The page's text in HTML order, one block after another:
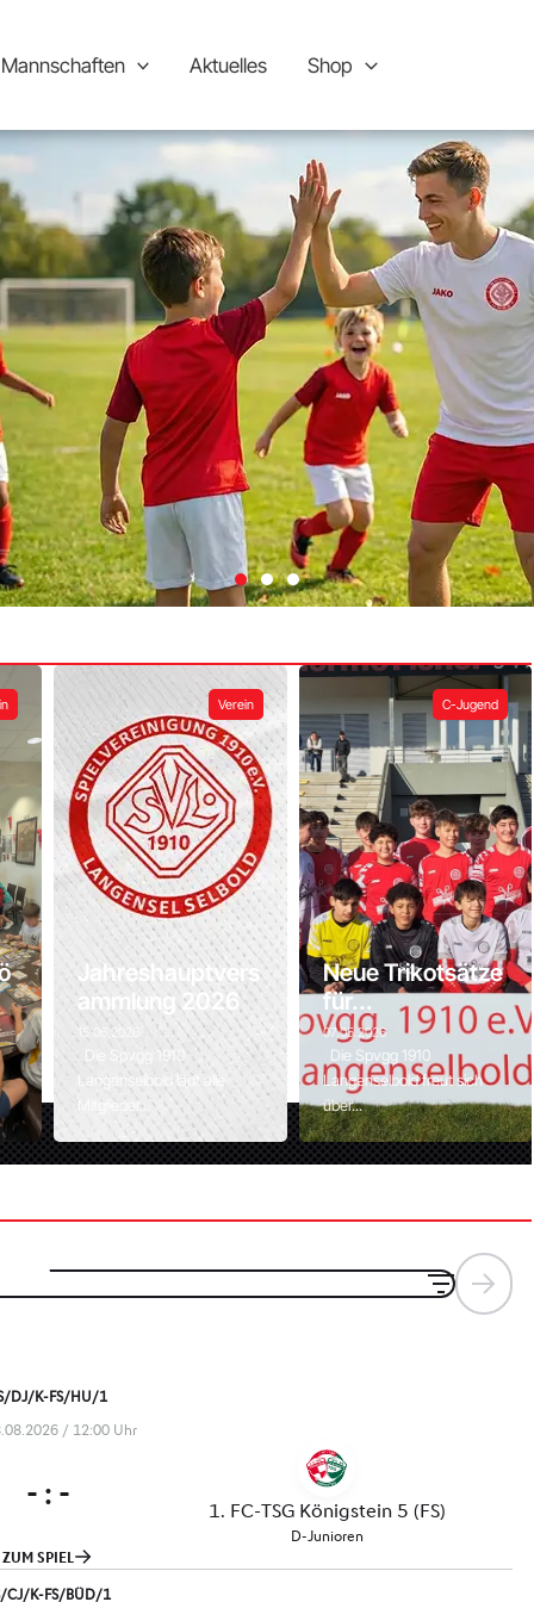
Mannschaften Aktuelles Shop
uns
Verein
Jahreshauptvers
ammlung 2026
15.06.2026
Die Spvgg 1910
Langenselbold lädt alle
Mitglieder...
C-Jugend
Neue Trikotsätze
für...
07.05.2026
Die Spvgg 1910
Langenselbold freut sich
über...
Weitere News